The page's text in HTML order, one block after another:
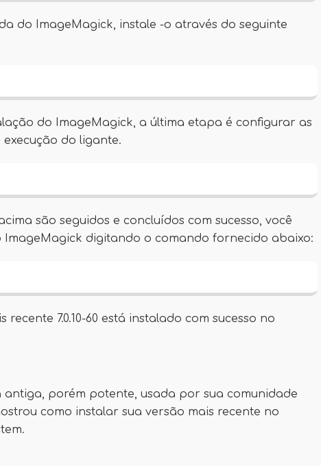
do ImageMagick, instale -o através do seguinte
do ImageMagick, a última etapa é configurar as
do ligante.
são seguidos e concluídos com sucesso, você
digitando o comando fornecido abaixo:
7.0.10-60 está instalado com sucesso no
porém potente, usada por sua comunidade
como instalar sua versão mais recente no